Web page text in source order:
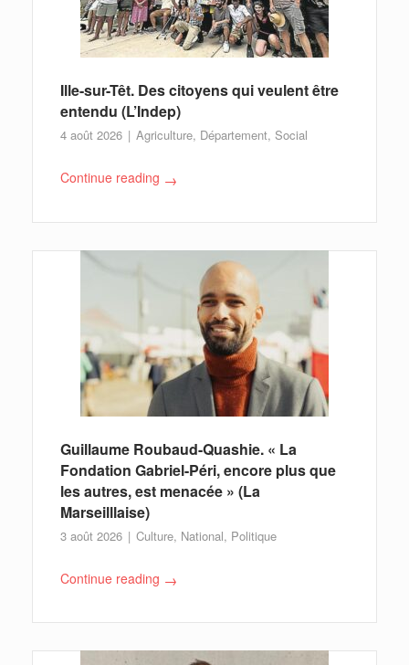
Ille-sur-Têt. Des citoyens qui veulent être
entendu (L’Indep)
4 août 2026 Agriculture, Département, Social
Continue reading →
Guillaume Roubaud-Quashie. « La
Fondation Gabriel-Péri, encore plus que
les autres, est menacée » (La
Marseilllaise)
3 août 2026 Culture, National, Politique
Continue reading →